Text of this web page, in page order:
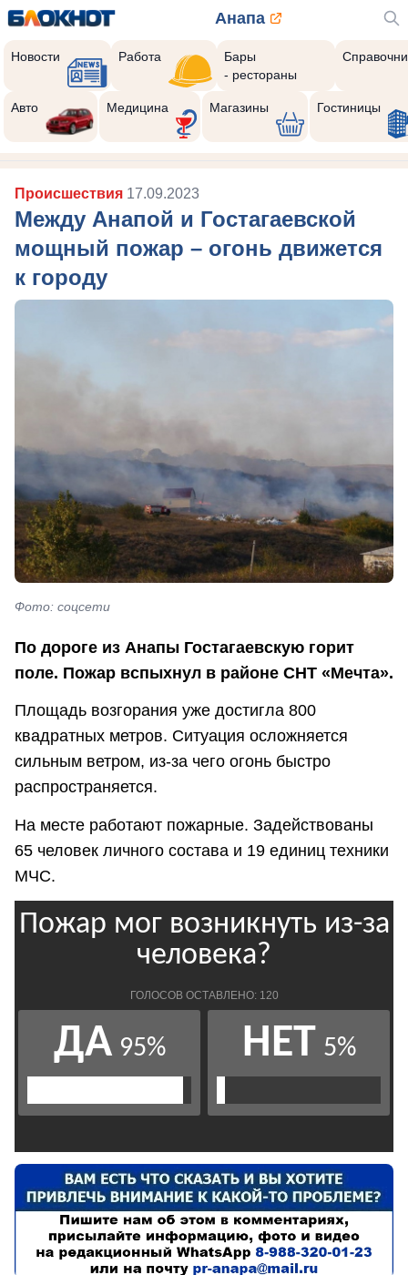
Анапа
Новости Работа
Бары
- рестораны
Авто Медицина Магазины Гостиницы
Происшествия 17.09.2023
Между Анапой и Гостагаевской
мощный пожар – огонь движется
к городу
Фото: соцсети
По дороге из Анапы Гостагаевскую горит
поле. Пожар вспыхнул в районе СНТ «Мечта».
Площадь возгорания уже достигла 800
квадратных метров. Ситуация осложняется
сильным ветром, из-за чего огонь быстро
распространяется.
На месте работают пожарные. Задействованы
65 человек личного состава и 19 единиц техники
МЧС.